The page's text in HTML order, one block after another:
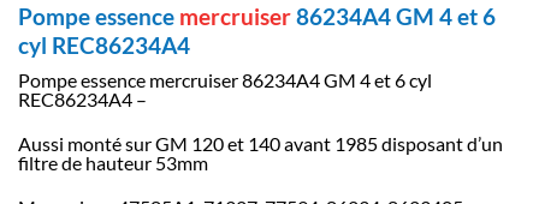
Pompe essence mercruiser86234A4 GM 4 et 6
cyl REC86234A4
Pompe essence mercruiser 86234A4 GM 4 et 6 cyl
REC86234A4 –
Aussi monté sur GM 120 et 140 avant 1985 disposant d’un
filtre de hauteur 53mm